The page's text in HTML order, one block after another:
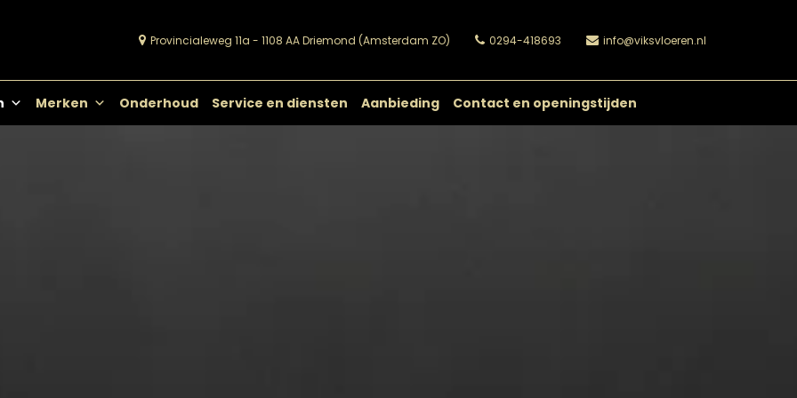
Provincialeweg 11a - 1108 AA Driemond (Amsterdam ZO) 0294-418693 info@viksvloeren.nl
Viks Vloeren
Merken Onderhoud Service en diensten Aanbieding Contact en openingstijden